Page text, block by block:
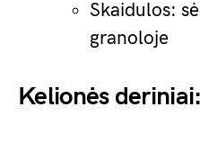
Skaidulos:
granoloje
Kelionės deriniai: